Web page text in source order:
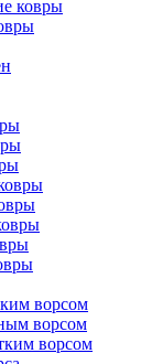
ковры
ворсом
ворсом
ворсом